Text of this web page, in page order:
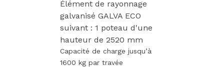
Élément de rayonnage
galvanisé GALVA ECO
suivant : 1 poteau d'une
hauteur de 2520 mm
Capacité de charge jusqu’à
1600 kg par travée